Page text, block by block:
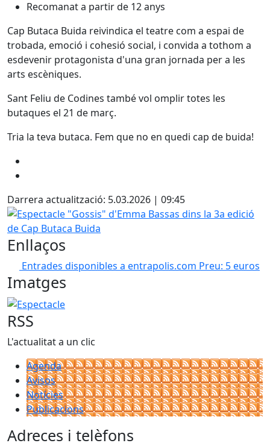
Recomanat a partir de 12 anys
Cap Butaca Buida reivindica el teatre com a espai de
trobada, emoció i cohesió social, i convida a tothom a
esdevenir protagonista d'una gran jornada per a les
arts escèniques.
Sant Feliu de Codines també vol omplir totes les
butaques el 21 de març.
Tria la teva butaca. Fem que no en quedi cap de buida!
Darrera actualització: 5.03.2026 | 09:45
Espectacle "Gossis" d'Emma Bassas dins la 3a edició de
Enllaços
Entrades disponibles a entrapolis.com Preu: 5 euros
Imatges
Espectacle "Gossis" d'Emma Bassas dins la 3a edició de
RSS
L'actualitat a un clic
Agenda
Avisos
Notícies
Publicacions
Adreces i telèfons